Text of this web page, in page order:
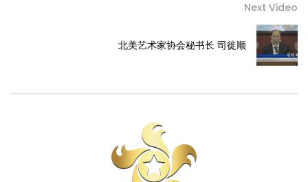
Next Video
北美艺术家协会秘书长 司徙顺